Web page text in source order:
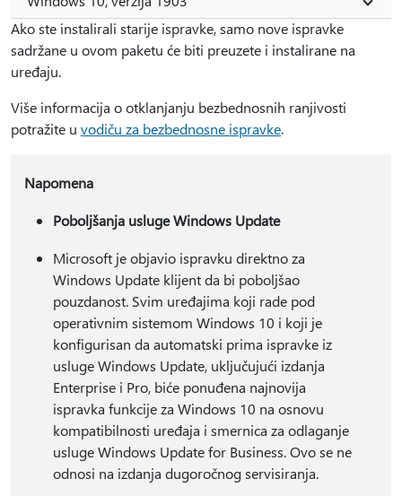
Ako ste instalirali starije ispravke, samo nove ispravke
sadržane u ovom paketu će biti preuzete i instalirane na
uređaju.
Više informacija o otklanjanju bezbednosnih ranjivosti
potražite u vodiču za bezbednosne ispravke.
Napomena
Poboljšanja usluge Windows Update
Microsoft je objavio ispravku direktno za
Windows Update klijent da bi poboljšao
pouzdanost. Svim uređajima koji rade pod
operativnim sistemom Windows 10 i koji je
konfigurisan da automatski prima ispravke iz
usluge Windows Update, uključujući izdanja
Enterprise i Pro, biće ponuđena najnovija
ispravka funkcije za Windows 10 na osnovu
kompatibilnosti uređaja i smernica za odlaganje
usluge Windows Update for Business. Ovo se ne
odnosi na izdanja dugoročnog servisiranja.